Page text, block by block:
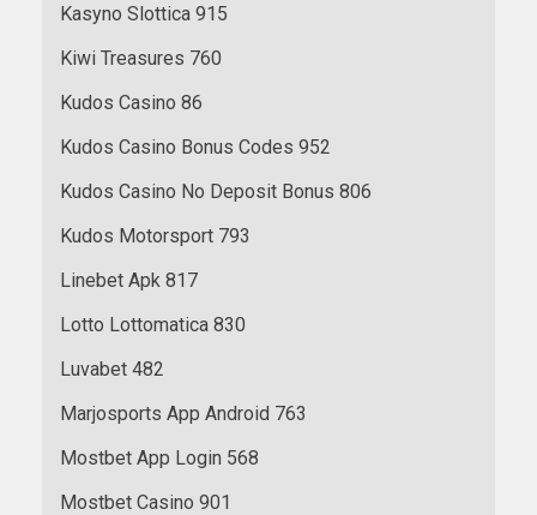
Kasyno Slottica 915
Kiwi Treasures 760
Kudos Casino 86
Kudos Casino Bonus Codes 952
Kudos Casino No Deposit Bonus 806
Kudos Motorsport 793
Linebet Apk 817
Lotto Lottomatica 830
Luvabet 482
Marjosports App Android 763
Mostbet App Login 568
Mostbet Casino 901